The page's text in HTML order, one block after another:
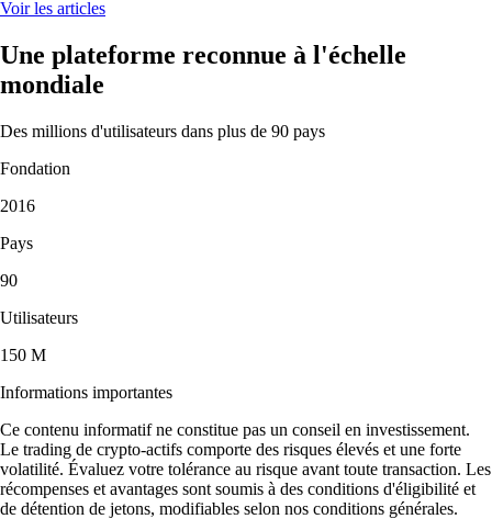
Voir les articles
Une plateforme reconnue à l'échelle
mondiale
Des millions d'utilisateurs dans plus de 90 pays
Fondation
2016
Pays
90
Utilisateurs
150 M
Informations importantes
Ce contenu informatif ne constitue pas un conseil en investissement.
Le trading de crypto-actifs comporte des risques élevés et une forte
volatilité. Évaluez votre tolérance au risque avant toute transaction. Les
récompenses et avantages sont soumis à des conditions d'éligibilité et
de détention de jetons, modifiables selon nos conditions générales.